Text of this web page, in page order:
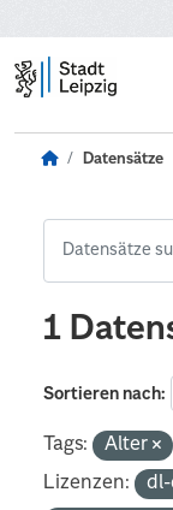
Datensätze
1
Sortieren nach
Tags: Alter
Lizenzen: